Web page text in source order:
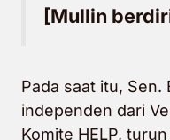
[Mullin
Pada saat itu,
independen dari
Komite HELP,